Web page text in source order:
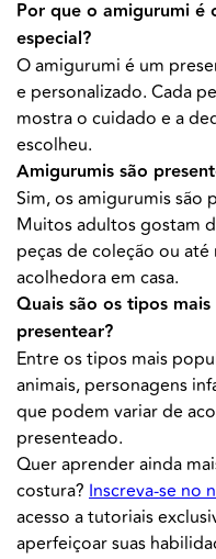
Por que o amigurumi é
especial?
O amigurumi é um
e personalizado. Cada
mostra o cuidado e a
escolheu.
Amigurumis são
Sim, os amigurumis são
Muitos adultos gostam
peças de coleção ou
acolhedora em casa.
Quais são os tipos
presentear?
Entre os tipos mais
animais, personagens
que podem variar de
presenteado.
Quer aprender ainda
costura? Inscreva-se no
acesso a tutoriais
aperfeiçoar suas